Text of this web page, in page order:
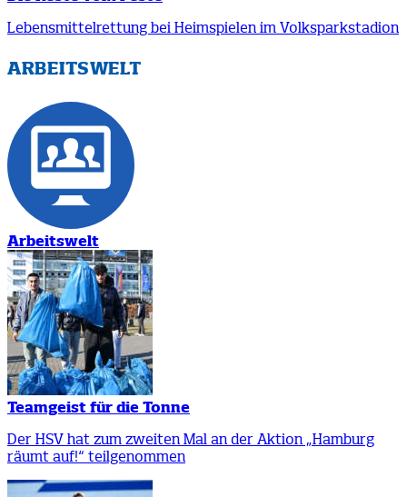
Lebensmittelrettung bei Heimspielen im Volksparkstadion
ARBEITSWELT
Arbeitswelt
Teamgeist für die Tonne
Der HSV hat zum zweiten Mal an der Aktion „Hamburg
räumt auf!“ teilgenommen